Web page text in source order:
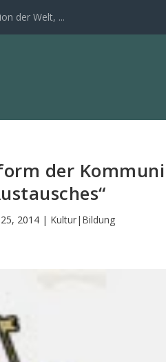
der Welt, ...
der
2014 | Kultur|Bildung